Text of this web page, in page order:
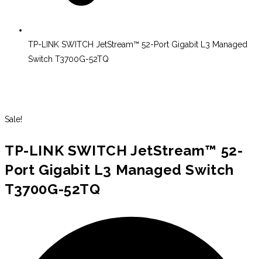
TP-LINK SWITCH JetStream™ 52-Port Gigabit L3 Managed
Switch T3700G-52TQ
Sale!
TP-LINK SWITCH JetStream™ 52-
Port Gigabit L3 Managed Switch
T3700G-52TQ